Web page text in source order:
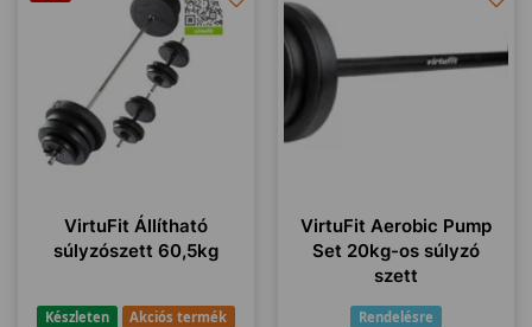
VirtuFit Állítható
súlyzószett 60,5kg
Készleten Akciós termék
VirtuFit Aerobic Pump
Set 20kg-os súlyzó
szett
Rendelésre